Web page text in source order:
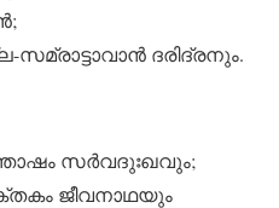
ദരിദ്രനും.
സർവദുഃഖവും;
ജീവനാഥയും